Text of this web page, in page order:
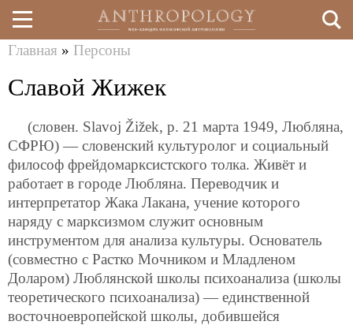
Перейти
к
содержанию
здесь
Главная » Персоны
Славой Жижек
(словен. Slavoj Žižek, р. 21 марта 1949, Любляна,
СФРЮ) — словенский культуролог и социальный
философ фрейдомарксистского толка. Живёт и
работает в городе Любляна. Переводчик и
интерпретатор Жака Лакана, учение которого
наряду с марксизмом служит основным
инструментом для анализа культуры. Основатель
(совместно с Растко Мочником и Младленом
Доларом) Люблянской школы психоанализа (школы
теоретического психоанализа) — единственной
восточноевропейской школы, добившейся